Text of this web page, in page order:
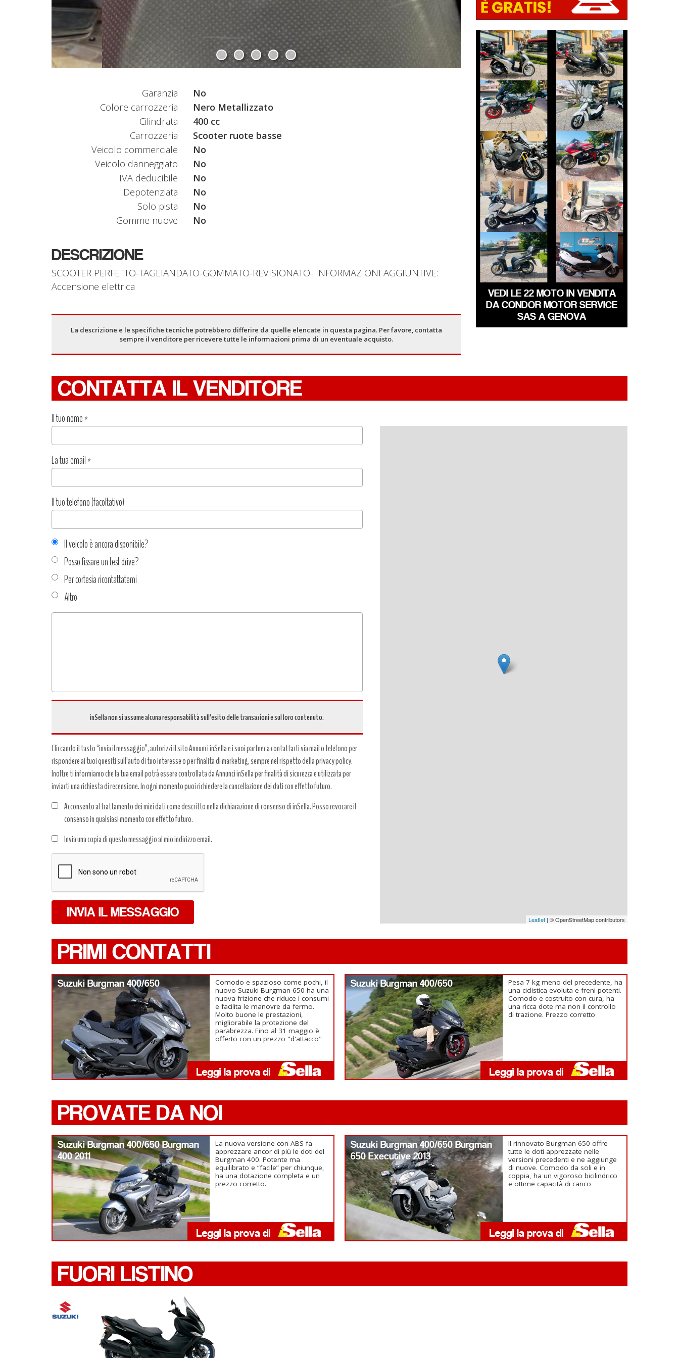
Garanzia
No
Colore carrozzeria
Nero Metallizzato
Cilindrata
400 cc
Carrozzeria
Scooter ruote basse
Veicolo commerciale
No
Veicolo danneggiato
No
IVA deducibile
No
Depotenziata
No
Solo pista
No
Gomme nuove
No
DESCRIZIONE
SCOOTER PERFETTO-TAGLIANDATO-GOMMATO-REVISIONATO- INFORMAZIONI AGGIUNTIVE:
Accensione elettrica
La descrizione e le specifiche tecniche potrebbero differire da quelle elencate in questa pagina. Per favore, contatta
sempre il venditore per ricevere tutte le informazioni prima di un eventuale acquisto.
HONDA SH
€ 2.590 €
YAMAHA XMAX
€ 3.290 €
YAMAHA MT-07
€ 5.990 €
PIAGGIO LIBERTY
€ 2.350 €
SYM ADX-400
€ 6.990 €
DUCATI 1098
€ 10.490 €
HONDA FORZA-
350
€ 4.250 €
HONDA SH
€ 2.490 €
HONDA SH
€ 2.390 €
SUZUKI
BURGMAN-650
€ 5.890 €
VEDI LE 22 MOTO IN VENDITA
DA CONDOR MOTOR SERVICE
SAS A GENOVA
CONTATTA IL VENDITORE
Il tuo nome*
La tua email*
Il tuo telefono (facoltativo)
Il veicolo è ancora disponibile?
Posso fissare un test drive?
Per cortesia ricontattatemi
Altro
Tipo
inSella non si assume alcuna responsabilità sull’esito delle transazioni e sul loro contenuto.
Cliccando il tasto “invia il messaggio”, autorizzi il sito Annunci inSella e i suoi partner a contattarti via mail o telefono per
rispondere ai tuoi quesiti sull’auto di tuo interesse o per finalità di marketing, sempre nel rispetto della privacy policy.
Inoltre ti informiamo che la tua email potrà essere controllata da Annunci inSella per finalità di sicurezza e utilizzata per
inviarti una richiesta di recensione. In ogni momento puoi richiedere la cancellazione dei dati con effetto futuro.
Acconsento al trattamento dei miei dati come descritto nella dichiarazione di consenso di inSella. Posso revocare il
consenso in qualsiasi momento con effetto futuro.
dati
*
Invia una copia di questo messaggio al mio indirizzo email.
INVIA IL MESSAGGIO Leaflet| © OpenStreetMap contributors
PRIMI CONTATTI
Suzuki Burgman 400/650
Comodo e spazioso come pochi, il
nuovo Suzuki Burgman 650 ha una
nuova frizione che riduce i consumi
e facilita le manovre da fermo.
Molto buone le prestazioni,
migliorabile la protezione del
parabrezza. Fino al 31 maggio è
offerto con un prezzo "d'attacco"
Suzuki Burgman 400/650
Pesa 7 kg meno del precedente, ha
una ciclistica evoluta e freni potenti.
Comodo e costruito con cura, ha
una ricca dote ma non il controllo
di trazione. Prezzo corretto
PROVATE DA NOI
Suzuki Burgman 400/650 Burgman
400 2011
La nuova versione con ABS fa
apprezzare ancor di più le doti del
Burgman 400. Potente ma
equilibrato e “facile” per chiunque,
ha una dotazione completa e un
prezzo corretto.
Suzuki Burgman 400/650 Burgman
650 Executive 2013
Il rinnovato Burgman 650 offre
tutte le doti apprezzate nelle
versioni precedenti e ne aggiunge
di nuove. Comodo da soli e in
coppia, ha un vigoroso bicilindrico
e ottime capacità di carico
FUORI LISTINO